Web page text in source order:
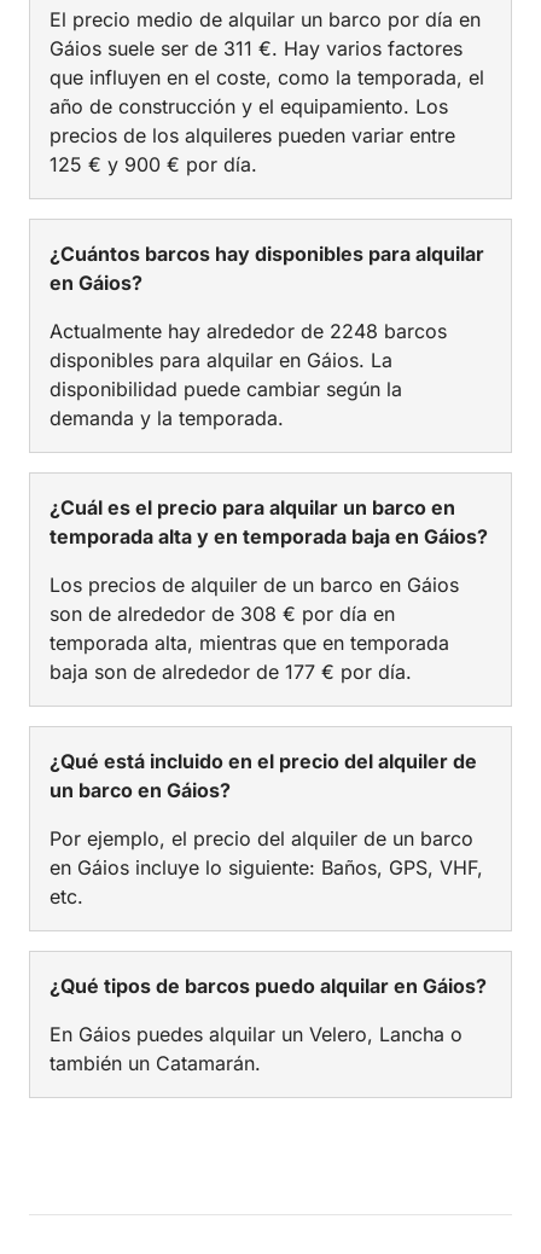
El precio medio de alquilar un barco por día en
Gáios suele ser de 311 €. Hay varios factores
que influyen en el coste, como la temporada, el
año de construcción y el equipamiento. Los
precios de los alquileres pueden variar entre
125 € y 900 € por día.
¿Cuántos barcos hay disponibles para alquilar
en Gáios?
Actualmente hay alrededor de 2248 barcos
disponibles para alquilar en Gáios. La
disponibilidad puede cambiar según la
demanda y la temporada.
¿Cuál es el precio para alquilar un barco en
temporada alta y en temporada baja en Gáios?
Los precios de alquiler de un barco en Gáios
son de alrededor de 308 € por día en
temporada alta, mientras que en temporada
baja son de alrededor de 177 € por día.
¿Qué está incluido en el precio del alquiler de
un barco en Gáios?
Por ejemplo, el precio del alquiler de un barco
en Gáios incluye lo siguiente: Baños, GPS, VHF,
etc.
¿Qué tipos de barcos puedo alquilar en Gáios?
En Gáios puedes alquilar un Velero, Lancha o
también un Catamarán.